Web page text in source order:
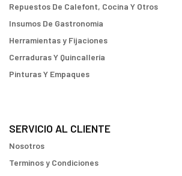
Repuestos De Calefont, Cocina Y Otros
Insumos De Gastronomia
Herramientas y Fijaciones
Cerraduras Y Quincallería
Pinturas Y Empaques
SERVICIO AL CLIENTE
Nosotros
Terminos y Condiciones